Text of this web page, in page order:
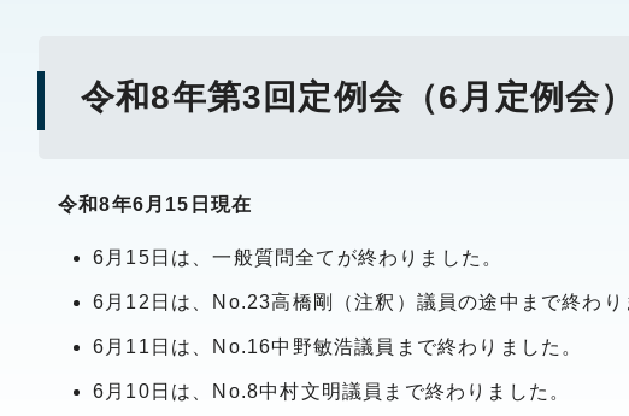
令和8年第3回定例会（6月定例会
令和8年6月15日現在
6月15日は、一般質問全てが終わりました。
6月12日は、No.23高橋剛（注釈）議員の途中まで終わり
6月11日は、No.16中野敏浩議員まで終わりました。
6月10日は、No.8中村文明議員まで終わりました。